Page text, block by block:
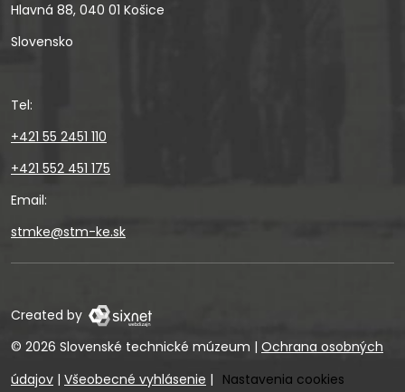
Hlavná 88, 040 01 Košice
Slovensko
Tel:
+421 55 2451 110
+421 552 451 175
Email:
stmke@stm-ke.sk
Created by
© 2026 Slovenské technické múzeum | Ochrana osobných
údajov | Všeobecné vyhlásenie | Nastavenia cookies